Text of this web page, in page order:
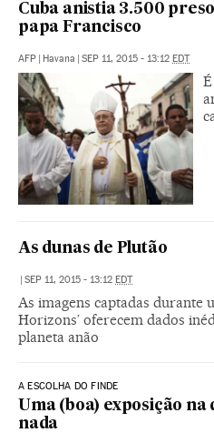
Cuba anistia 3.500
papa Francisco
AFP | Havana | SEP 11, 2015 - 13:12 EDT
As dunas de Plutão
| SEP 11, 2015 - 13:12 EDT
As imagens captadas durante
Horizons’ oferecem dados
planeta anão
A ESCOLHA DO FINDE
Uma (boa) exposição na
nada